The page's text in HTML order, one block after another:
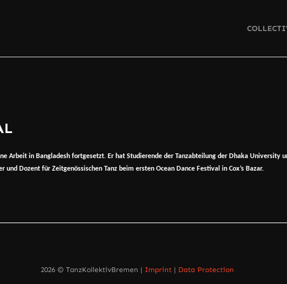
Arbeit in Bangladesh fortgesetzt. Er hat Studierende der Tanzabteilung der Dhaka
Dozent für Zeitgenössischen Tanz beim ersten Ocean Dance Festival in Cox’s Bazar.
2026 © TanzKollektivBremen | Imprint| Data Protection